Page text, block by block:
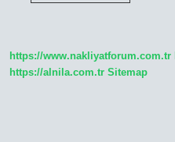
https://www.nakliyatforum.com.tr
https://alnila.com.tr Sitemap